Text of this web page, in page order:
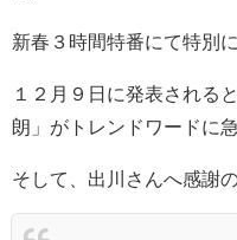
新春３時間特番にて特別
１２月９日に発表される
朗」がトレンドワードに
そして、出川さんへ感謝